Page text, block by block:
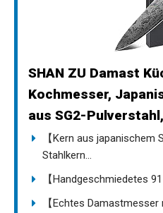
SHAN ZU Damast
Kochmesser,
aus SG2-
【Kern aus japanischem
Stahlkern...
【Handgeschmiedetes
【Echtes